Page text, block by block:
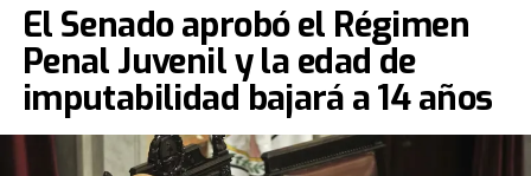
El Senado aprobó el Régimen
Penal Juvenil y la edad de
imputabilidad bajará a 14 años